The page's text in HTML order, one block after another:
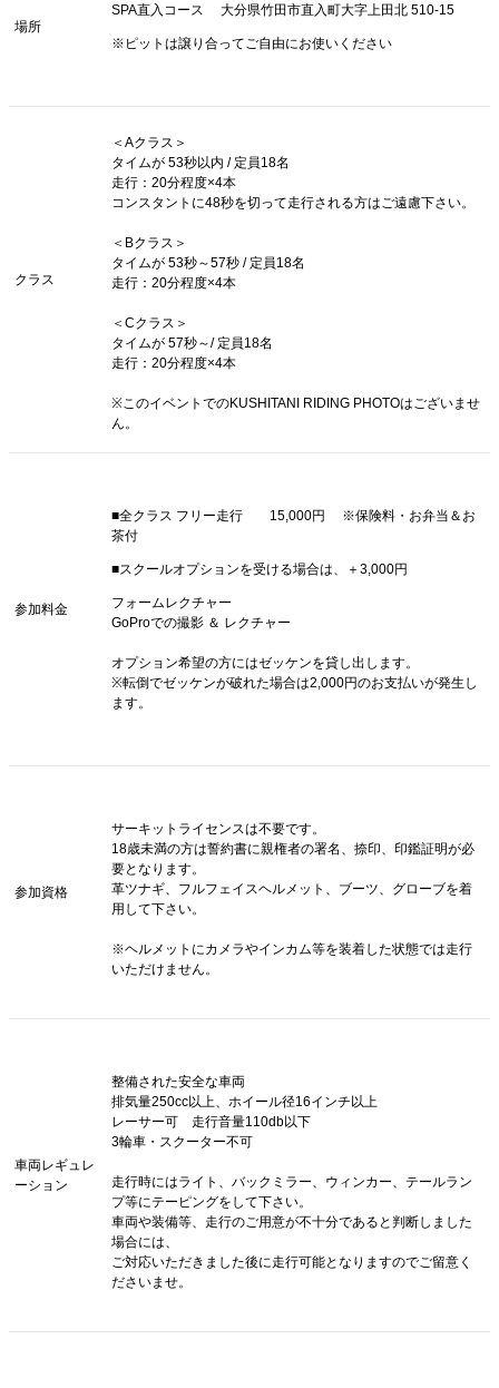
場所
SPA直入コース 大分県竹田市直入町大字上田北 510-15
※ピットは譲り合ってご自由にお使いください
クラス
＜Aクラス＞
タイムが 53秒以内 / 定員18名
走行：20分程度×4本
コンスタントに48秒を切って走行される方はご遠慮下さい。
＜Bクラス＞
タイムが 53秒～57秒 / 定員18名
走行：20分程度×4本
＜Cクラス＞
タイムが 57秒～/ 定員18名
走行：20分程度×4本
※このイベントでのKUSHITANI RIDING PHOTOはございませ
ん。
参加料金
■全クラス フリー走行 15,000円 ※保険料・お弁当＆お
茶付
■スクールオプションを受ける場合は、＋3,000円
フォームレクチャー
GoProでの撮影 ＆ レクチャー
オプション希望の方にはゼッケンを貸し出します。
※転倒でゼッケンが破れた場合は2,000円のお支払いが発生し
ます。
参加資格
サーキットライセンスは不要です。
18歳未満の方は誓約書に親権者の署名、捺印、印鑑証明が必
要となります。
革ツナギ、フルフェイスヘルメット、ブーツ、グローブを着
用して下さい。
※ヘルメットにカメラやインカム等を装着した状態では走行
いただけません。
車両レギュレ
ーション
整備された安全な車両
排気量250cc以上、ホイール径16インチ以上
レーサー可 走行音量110db以下
3輪車・スクーター不可
走行時にはライト、バックミラー、ウィンカー、テールラン
プ等にテーピングをして下さい。
車両や装備等、走行のご用意が不十分であると判断しました
場合には、
ご対応いただきました後に走行可能となりますのでご留意く
ださいませ。